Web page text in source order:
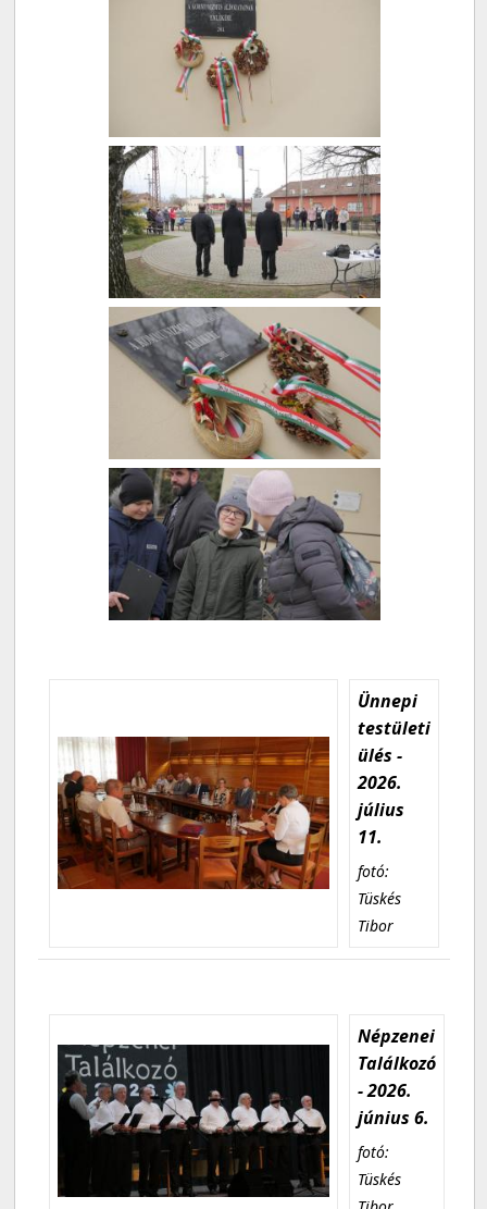
Ünnepi
testületi
ülés -
2026.
július
11.
fotó:
Tüskés
Tibor
Népzenei
Találkozó
- 2026.
június 6.
fotó:
Tüskés